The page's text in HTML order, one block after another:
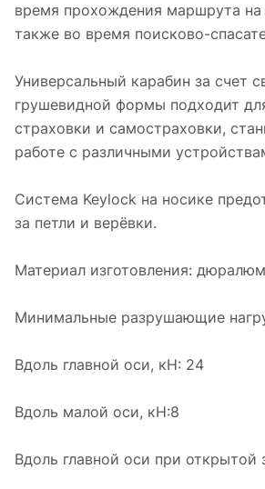
время прохождения маршрута на
также во время поисково-
Универсальный карабин за счет
грушевидной формы подходит
страховки и самостраховки,
работе с различными
Система Keylock на носике
за петли и верёвки.
Материал изготовления:
Минимальные разрушающие
Вдоль главной оси, кН: 24
Вдоль малой оси, кН:8
Вдоль главной оси при открытой